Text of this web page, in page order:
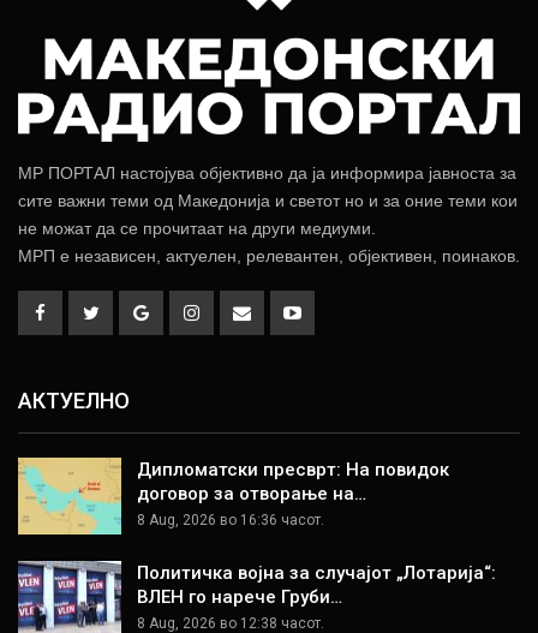
МР ПОРТАЛ настојува објективно да ја информира јавноста за
сите важни теми од Македонија и светот но и за оние теми кои
не можат да се прочитаат на други медиуми.
МРП е независен, актуелен, релевантен, објективен, поинаков.
АКТУЕЛНО
Дипломатски пресврт: На повидок
договор за отворање на…
8 Aug, 2026 во 16:36 часот.
Политичка војна за случајот „Лотарија“:
ВЛЕН го нарече Груби…
8 Aug, 2026 во 12:38 часот.